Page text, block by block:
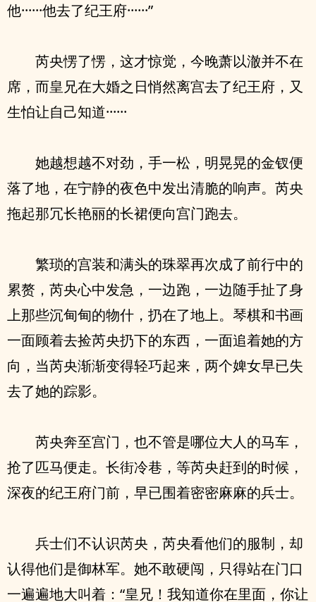
他······他去了纪王府······”
芮央愣了愣，这才惊觉，今晚萧以澈并不在
席，而皇兄在大婚之日悄然离宫去了纪王府，又
生怕让自己知道······
她越想越不对劲，手一松，明晃晃的金钗便
落了地，在宁静的夜色中发出清脆的响声。芮央
拖起那冗长艳丽的长裙便向宫门跑去。
繁琐的宫装和满头的珠翠再次成了前行中的
累赘，芮央心中发急，一边跑，一边随手扯了身
上那些沉甸甸的物什，扔在了地上。琴棋和书画
一面顾着去捡芮央扔下的东西，一面追着她的方
向，当芮央渐渐变得轻巧起来，两个婢女早已失
去了她的踪影。
芮央奔至宫门，也不管是哪位大人的马车，
抢了匹马便走。长街冷巷，等芮央赶到的时候，
深夜的纪王府门前，早已围着密密麻麻的兵士。
兵士们不认识芮央，芮央看他们的服制，却
认得他们是御林军。她不敢硬闯，只得站在门口
一遍遍地大叫着：“皇兄！我知道你在里面，你让